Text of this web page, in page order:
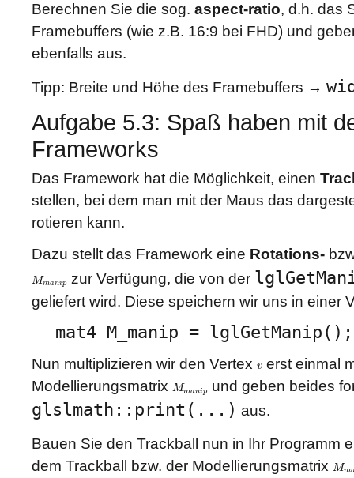
Berechnen Sie die sog. aspect-ratio, d.h. das
Framebuffers (wie z.B. 16:9 bei FHD) und
ebenfalls aus.
Tipp: Breite und Höhe des Framebuffers →
Aufgabe 5.3: Spaß haben mit
Frameworks
Das Framework hat die Möglichkeit, einen
stellen, bei dem man mit der Maus das
rotieren kann.
Dazu stellt das Framework eine Rotations-
Mmanip
Mmanip zur Verfügung, die von der
geliefert wird. Diese speichern wir uns in einer
mat4 M_manip = lglGetManip();
Nun multiplizieren wir den Vertex v
v erst einmal
Modellierungsmatrix Mmanip
Mmanip und geben beides
glslmath::print(...) aus.
Bauen Sie den Trackball nun in Ihr Programm
dem Trackball bzw. der Modellierungsmatrix Mm
Mma